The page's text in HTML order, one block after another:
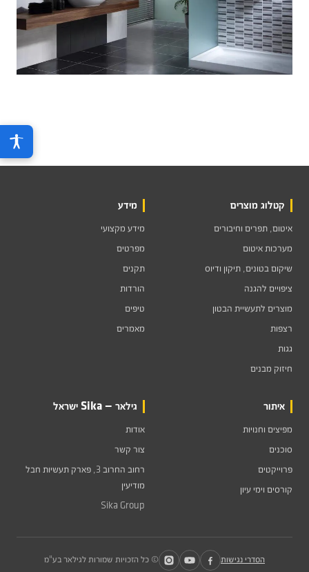
קטלוג מוצרים
איטום, תפרים וחיבורים
מערכות איטום
שיקום בטונים, תיקון ודיוס
ציפויים להגנה
מוצרים לתעשיית הבטון
רצפות
גגות
חיזוק מבנים
מידע
מידע מקצועי
מפרטים
תקנים
הורדות
טיפים
מאמרים
איתור
מפיצים וחנויות
סוכנים
פרוייקטים
קורסים וימי עיון
גילאר — Sika ישראל
אודות
צור קשר
רחוב החרוב 3, פארק תעשיות חבל
מודיעין
Sika Group
הסדרי נגישות © כל הזכויות שמורות לגילאר בע"מ